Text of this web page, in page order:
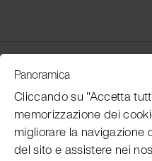
Customer Service
Subscribe Pacojet
Would you like to be
Panoramica
Cliccando su "Accetta
memorizzazione dei
migliorare la navigazione
del sito e assistere nei